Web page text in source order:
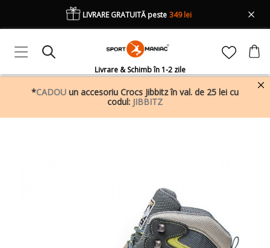
Livrare & Schimb în 1-2 zile
LIVRARE GRATUITĂ peste 349 lei
*CADOU un accesoriu Crocs Jibbitz în val. de 25 lei cu
codul: JIBBITZ